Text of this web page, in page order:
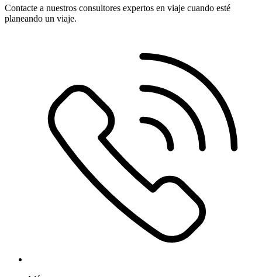
Contacte a nuestros consultores expertos en viaje cuando esté
planeando un viaje.